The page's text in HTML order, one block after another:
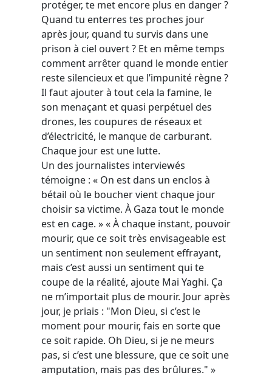
protéger, te met encore plus en danger ?
Quand tu enterres tes proches jour
après jour, quand tu survis dans une
prison à ciel ouvert ? Et en même temps
comment arrêter quand le monde entier
reste silencieux et que l’impunité règne ?
Il faut ajouter à tout cela la famine, le
son menaçant et quasi perpétuel des
drones, les coupures de réseaux et
d’électricité, le manque de carburant.
Chaque jour est une lutte.
Un des journalistes interviewés
témoigne : « On est dans un enclos à
bétail où le boucher vient chaque jour
choisir sa victime. À Gaza tout le monde
est en cage. » « À chaque instant, pouvoir
mourir, que ce soit très envisageable est
un sentiment non seulement effrayant,
mais c’est aussi un sentiment qui te
coupe de la réalité, ajoute Mai Yaghi. Ça
ne m’importait plus de mourir. Jour après
jour, je priais : "Mon Dieu, si c’est le
moment pour mourir, fais en sorte que
ce soit rapide. Oh Dieu, si je ne meurs
pas, si c’est une blessure, que ce soit une
amputation, mais pas des brûlures." »